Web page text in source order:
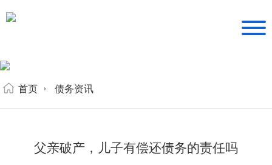
首页 债务资讯
父亲破产，儿子有偿还债务的责任吗